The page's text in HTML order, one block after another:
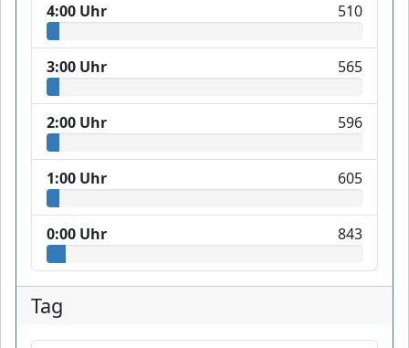
4:00 Uhr 510
3:00 Uhr 565
2:00 Uhr 596
1:00 Uhr 605
0:00 Uhr 843
Tag